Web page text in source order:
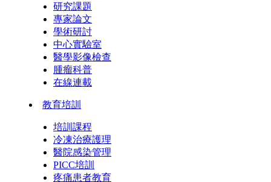
研究課題
專家論文
學術研討
中心實驗室
醫學影像檢查
腫瘤科普
在線連載
教育培訓
培訓課程
冷凍治療護理
醫院感染管理
PICC培訓
疼痛患者教育